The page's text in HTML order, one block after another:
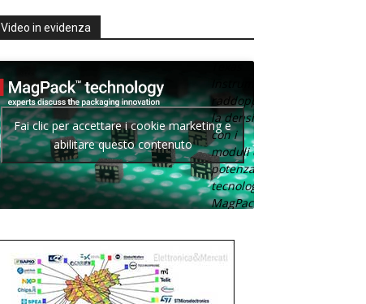
Video in evidenza
Texas
raddoppia
la densità
con i
moduli di
potenza con
tecnologia
MagPack.
Fai clic per accettare i cookie marketing e
abilitare questo contenuto